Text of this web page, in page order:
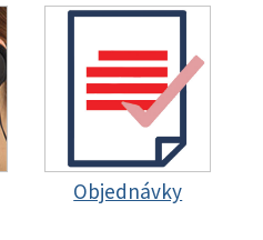
Objednávky